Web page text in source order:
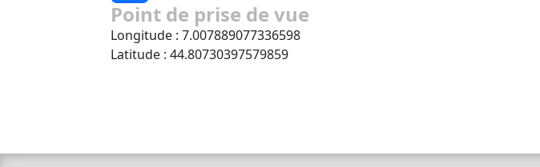
Point de prise de vue
Longitude : 7.007889077336598
Latitude : 44.80730397579859